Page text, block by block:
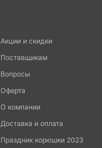
Акции и скидки
Поставщикам
Вопросы
Оферта
О компании
Доставка и оплата
Праздник корюшки 2023